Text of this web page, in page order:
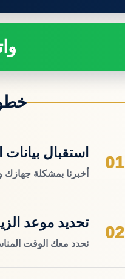
01
استقبال بيانات
أخبرنا بمشكلة جهازك
02
تحديد موعد
نحدد معك الوقت